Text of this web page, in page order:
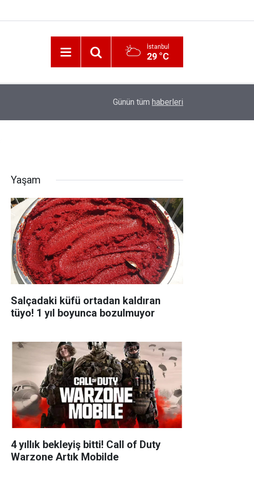
İstanbul
29 °C
İzmir 112’de Kan Donduran İddialar!
Günün tüm haberleri
Yaşam
Salçadaki küfü ortadan kaldıran
tüyo! 1 yıl boyunca bozulmuyor
4 yıllık bekleyiş bitti! Call of Duty
Warzone Artık Mobilde